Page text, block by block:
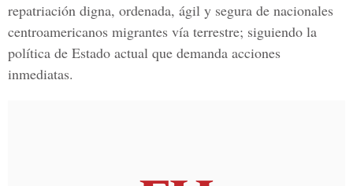
repatriación digna, ordenada, ágil y segura de nacionales
centroamericanos migrantes vía terrestre; siguiendo la
política de Estado actual que demanda acciones
inmediatas.